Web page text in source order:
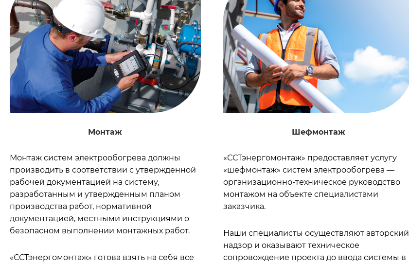
Монтаж
Монтаж систем электрообогрева должны
производить в соответствии с утвержденной
рабочей документацией на систему,
разработанным и утвержденным планом
производства работ, нормативной
документацией, местными инструкциями о
безопасном выполнении монтажных работ.
«ССТэнергомонтаж» готова взять на себя все
Шефмонтаж
«ССТэнергомонтаж» предоставляет услугу
«шефмонтаж» систем электрообогрева —
организационно-техническое руководство
монтажом на объекте специалистами
заказчика.
Наши специалисты осуществляют авторский
надзор и оказывают техническое
сопровождение проекта до ввода системы в